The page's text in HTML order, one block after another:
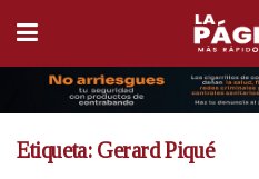
Etiqueta: Gerard Piqué